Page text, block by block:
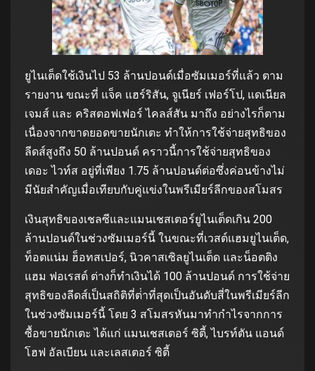
ยูไนเต็ดใช้เงินไป 53 ล้านปอนด์เมื่อซัมเมอร์ที่แล้ว ตาม
รายงาน ขณะที่ แจ็ค แฮร์ริสัน, จูเนียร์ เฟอร์โป, แดเนียล
เจมส์ และ คริสตอฟเฟอร์ ไคลส์สัน มาถึง อย่างไรก็ตาม
เนื่องจากขาดยอดขายนักเตะ ทําให้การใช้จ่ายสุทธิของ
ลีดส์สูงถึง 50 ล้านปอนด์ คราวนี้การใช้จ่ายสุทธิของ
เดอะ ไวท์ส อยู่ที่เพียง 1.75 ล้านปอนด์ต่อซึ่งค่อนข้างไม่
มีนัยสําคัญเมื่อเทียบกับคู่แข่งในพรีเมียร์ลีกของสโมสร
เงินสุทธิของเชลซีและแมนเชสเตอร์ยูไนเต็ดเกิน 200
ล้านปอนด์ในช่วงซัมเมอร์นี้ ในขณะที่เวสต์แฮมยูไนเต็ด,
ท็อตแน่ม ฮ็อทสเปอร์, นิวคาสเซิลยูไนเต็ด และน็อตติง
แฮม ฟอเรสต์ ต่างก็ทําเงินได้ 100 ล้านปอนด์ การใช้จ่าย
สุทธิของลีดส์เป็นสถิติที่ต่ําที่สุดเป็นอันดับสี่ในพรีเมียร์ลีก
ในช่วงซัมเมอร์นี้ โดย 3 สโมสรหันมาทํากําไรจากการ
ซื้อขายนักเตะ ได้แก่ แมนเชสเตอร์ ซิตี้, ไบรท์ตัน แอนด์
โฮฟ อัลเบียน และเลสเตอร์ ซิตี้